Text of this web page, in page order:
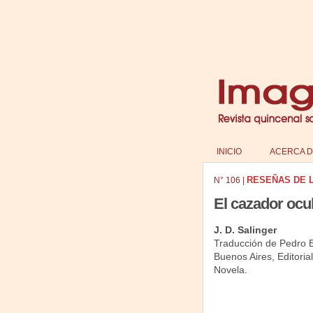
INICIO ACERCA
N° 106 RESEÑAS DE
El cazador
J. D. Salinger
Traducción de Pedro
Buenos Aires,
Novela.